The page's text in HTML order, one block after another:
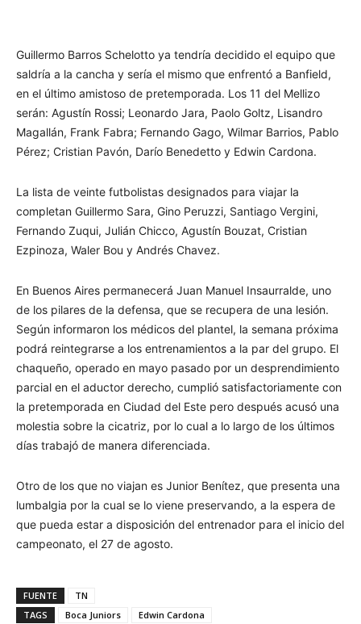
Guillermo Barros Schelotto ya tendría decidido el equipo que
saldría a la cancha y sería el mismo que enfrentó a Banfield,
en el último amistoso de pretemporada. Los 11 del Mellizo
serán: Agustín Rossi; Leonardo Jara, Paolo Goltz, Lisandro
Magallán, Frank Fabra; Fernando Gago, Wilmar Barrios, Pablo
Pérez; Cristian Pavón, Darío Benedetto y Edwin Cardona.
La lista de veinte futbolistas designados para viajar la
completan Guillermo Sara, Gino Peruzzi, Santiago Vergini,
Fernando Zuqui, Julián Chicco, Agustín Bouzat, Cristian
Ezpinoza, Waler Bou y Andrés Chavez.
En Buenos Aires permanecerá Juan Manuel Insaurralde, uno
de los pilares de la defensa, que se recupera de una lesión.
Según informaron los médicos del plantel, la semana próxima
podrá reintegrarse a los entrenamientos a la par del grupo. El
chaqueño, operado en mayo pasado por un desprendimiento
parcial en el aductor derecho, cumplió satisfactoriamente con
la pretemporada en Ciudad del Este pero después acusó una
molestia sobre la cicatriz, por lo cual a lo largo de los últimos
días trabajó de manera diferenciada.
Otro de los que no viajan es Junior Benítez, que presenta una
lumbalgia por la cual se lo viene preservando, a la espera de
que pueda estar a disposición del entrenador para el inicio del
campeonato, el 27 de agosto.
FUENTE
TN
TAGS
Boca Juniors
Edwin Cardona